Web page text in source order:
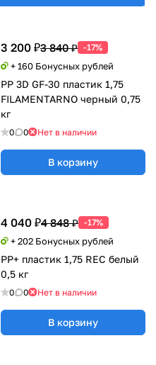
3 200 ₽3 840 ₽ -17%
+ 160 Бонусных рублей
PP 3D GF-30 пластик 1,75
FILAMENTARNO черный 0,75
кг
0 0 Нет в наличии
В корзину
4 040 ₽4 848 ₽ -17%
+ 202 Бонусных рублей
PP+ пластик 1,75 REC белый
0,5 кг
0 0 Нет в наличии
В корзину